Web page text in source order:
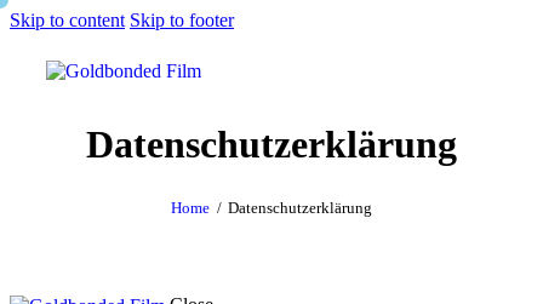
Skip to content Skip to footer
Datenschutzerklärung
Home Datenschutzerklärung